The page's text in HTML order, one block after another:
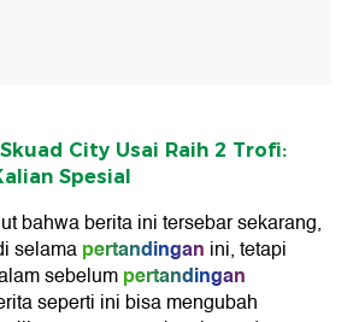
City Usai Raih 2 Trofi:
Spesial
bahwa berita ini tersebar sekarang,
selamapertandingan ini, tetapi
sebelumpertandingan
seperti ini bisa mengubah